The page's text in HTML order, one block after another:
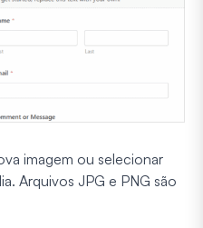
imagem ou selecionar
Arquivos JPG e PNG são